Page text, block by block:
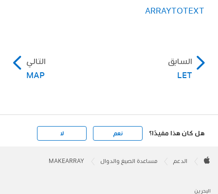
ARRAYTOTEXT
السابق
LET
التالي
MAP
هل كان هذا مفيدًا؟ نعم لا
Footer

الدعم مساعدة الصيغ والدوال MAKEARRAY
البحرين